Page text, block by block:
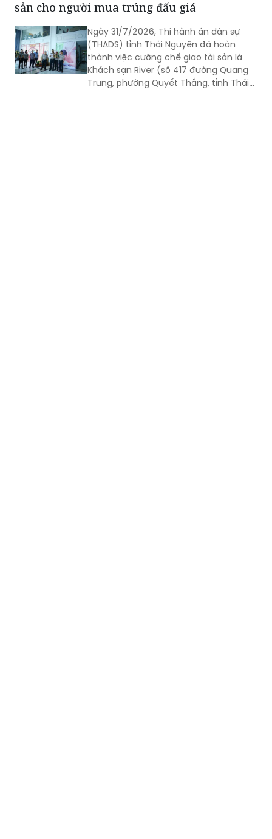
sản cho người mua trúng đấu giá
Ngày 31/7/2026, Thi hành án dân sự
(THADS) tỉnh Thái Nguyên đã hoàn
thành việc cưỡng chế giao tài sản là
Khách sạn River (số 417 đường Quang
Trung, phường Quyết Thắng, tỉnh Thái